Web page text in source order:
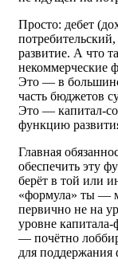
Просто: дебет
развитие. А что
некоммерческие
Это — в
часть бюджетов
Это — капитал-
функцию
Главная
обеспечить эту
берёт в той или
«формула» ты —
первично не на
уровне
— почётно
для поддержания